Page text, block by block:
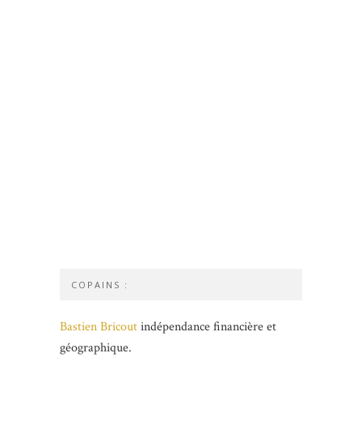
COPAINS :
Bastien Bricoutindépendance financière et
géographique.